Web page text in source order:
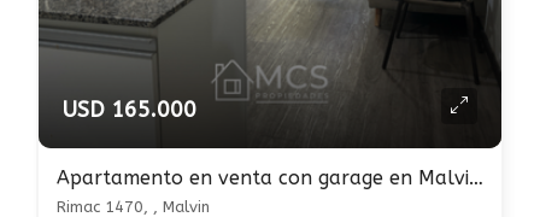
USD 165.000
Apartamento en venta con garage en Malvin con renta
Rimac 1470, , Malvin